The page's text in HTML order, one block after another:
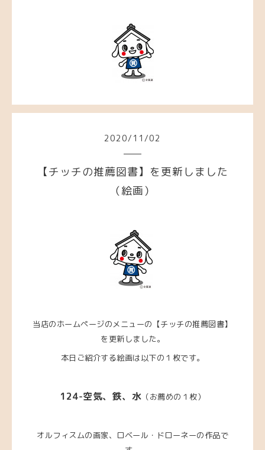
2020/ 11 /02
【チッチの推薦図書】を更新しました
（絵画）
当店のホームページのメニューの【チッチの推薦図書】
を更新しました。
本日ご紹介する絵画は以下の１枚です。
124-空気、鉄、水 （お薦めの１枚）
オルフィスムの画家、ロベール・ドローネーの作品で